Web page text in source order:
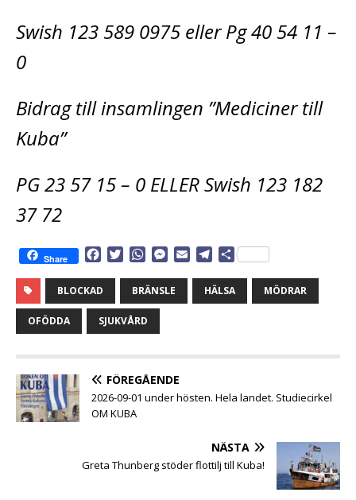
Swish 123 589 0975 eller Pg 40 54 11 –
0
Bidrag till insamlingen ”Mediciner till
Kuba”
PG 23 57 15 – 0 ELLER Swish 123 182
37 72
Share
c
e
b
o
T
t
t
e
W
a
t
s
A
M
s
s
r
i
T
l
e
D
a
BLOCKAD BRÄNSLE HÄLSA MÖDRAR
OFÖDDA SJUKVÅRD
FÖREGÅENDE
2026-09-01 under hösten. Hela landet. Studiecirkel
OM KUBA
NÄSTA
Greta Thunberg stöder flottilj till Kuba!